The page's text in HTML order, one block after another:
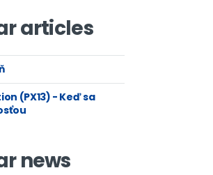
articles
(PX13) - Keď sa
news